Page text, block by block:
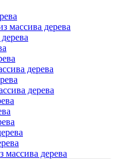
массива дерева
дерева
дерева
массива дерева